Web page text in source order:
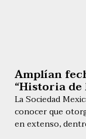
Amplían
“Historia de
La Sociedad
conocer que
en extenso,